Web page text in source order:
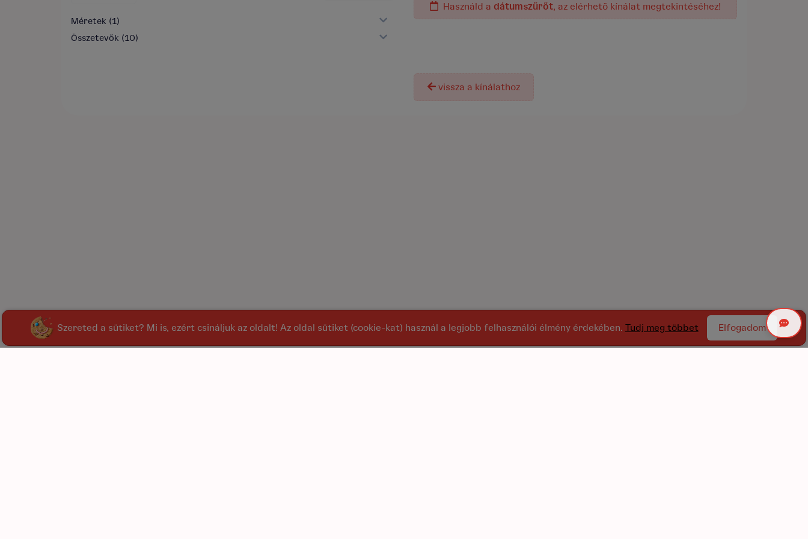
Használd a dátumszűrőt, az elérhető kínálat megtekintéséhez!
vissza a kínálathoz
Méretek (1)
Összetevők (10)
Szereted a sütiket? Mi is, ezért csináljuk az oldalt! Az oldal sütiket (cookie-kat) használ a legjobb felhasználói élmény érdekében. Tudj meg többet Elfogadom